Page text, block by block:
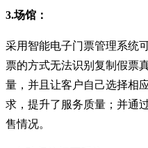
3.场馆：
采用智能电子门票管理系统
票的方式无法识别复制假票
量，并且让客户自己选择相
求，提升了服务质量；并通
售情况。